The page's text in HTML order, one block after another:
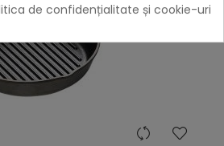
de confidențialitate și cookie-uri